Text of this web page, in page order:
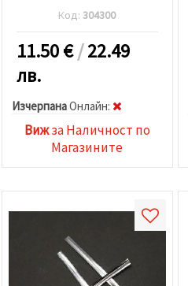
и кликнеш
"Запази"
Приеми
всички
бисквитките
Код:304300
11.50€/22.49
лв.
ИзчерпанаOнлайн:
Вижза Наличност по
Магазините